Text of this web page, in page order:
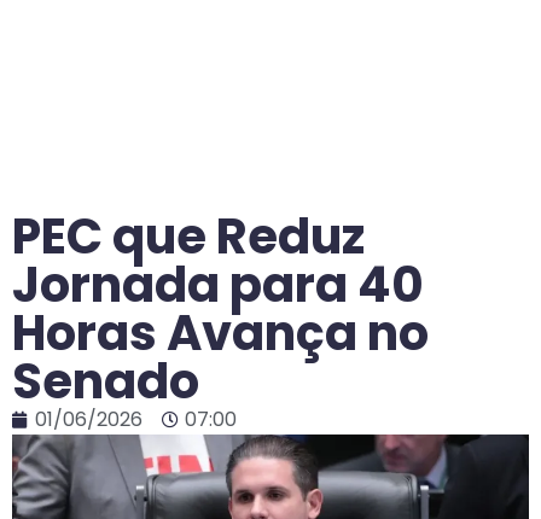
PEC que Reduz
Jornada para 40
Horas Avança no
Senado
01/06/2026 07:00